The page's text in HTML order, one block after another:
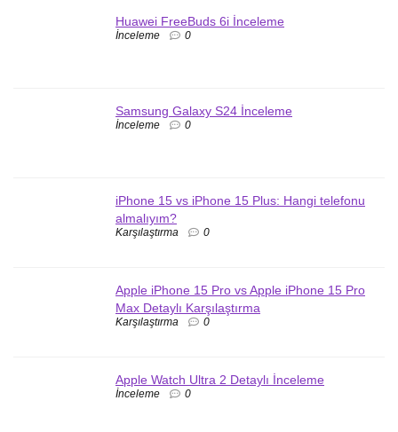
Huawei FreeBuds 6i İnceleme
İnceleme 0
Samsung Galaxy S24 İnceleme
İnceleme 0
iPhone 15 vs iPhone 15 Plus: Hangi telefonu
almalıyım?
Karşılaştırma 0
Apple iPhone 15 Pro vs Apple iPhone 15 Pro
Max Detaylı Karşılaştırma
Karşılaştırma 0
Apple Watch Ultra 2 Detaylı İnceleme
İnceleme 0